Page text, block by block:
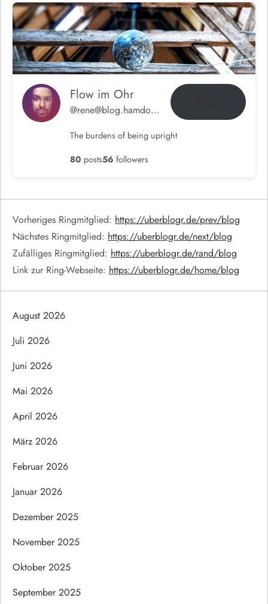
Flow im Ohr
@rene@blog.hamdorf.org
The burdens of being upright
80 posts56 followers
Vorheriges Ringmitglied: https://uberblogr.de/prev/blog
Nächstes Ringmitglied: https://uberblogr.de/next/blog
Zufälliges Ringmitglied: https://uberblogr.de/rand/blog
Link zur Ring-Webseite: https://uberblogr.de/home/blog
August 2026
Juli 2026
Juni 2026
Mai 2026
April 2026
März 2026
Februar 2026
Januar 2026
Dezember 2025
November 2025
Oktober 2025
September 2025